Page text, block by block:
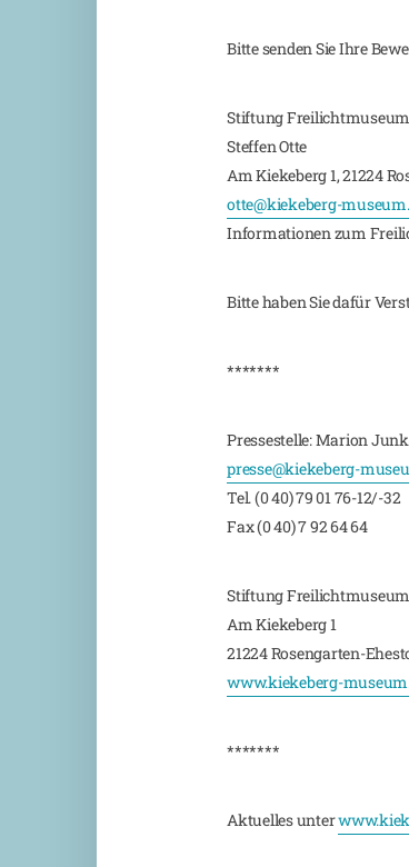
Bitte senden Sie Ihre
Stiftung
Steffen Otte
Am Kiekeberg 1, 21224
otte@kiekeberg-
Informationen zum
Bitte haben Sie dafür
*******
Pressestelle: Marion
presse@kiekeberg-
Tel. (0 40) 79 01 76-12/-32
Fax (0 40) 7 92 64 64
Stiftung
Am Kiekeberg 1
21224 Rosengarten-
www.kiekeberg-
*******
Aktuelles unter